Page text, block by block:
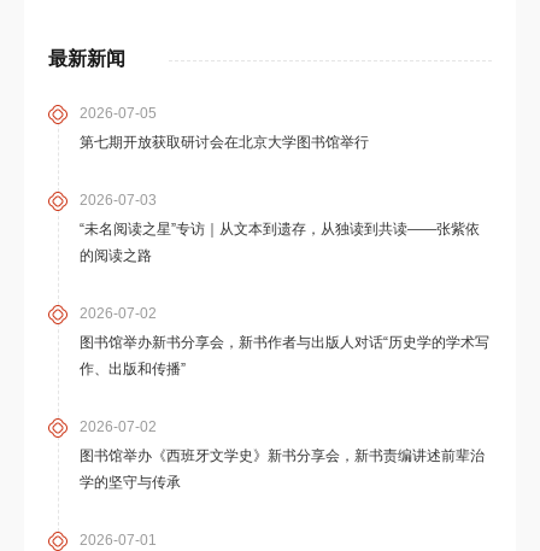
最新新闻
2026-07-05
第七期开放获取研讨会在北京大学图书馆举行
2026-07-03
“未名阅读之星”专访｜从文本到遗存，从独读到共读——张紫依
的阅读之路
2026-07-02
图书馆举办新书分享会，新书作者与出版人对话“历史学的学术写
作、出版和传播”
2026-07-02
图书馆举办《西班牙文学史》新书分享会，新书责编讲述前辈治
学的坚守与传承
2026-07-01